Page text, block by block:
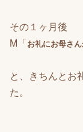
その１ヶ月後
M「 お礼にお母さ
と、きちんとお
た。